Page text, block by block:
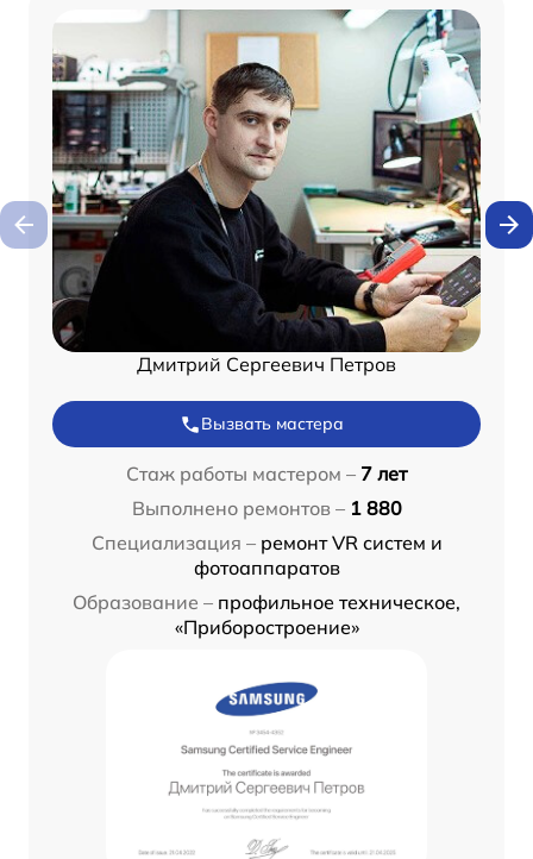
Дмитрий Сергеевич Петров
Вызвать мастера
Стаж работы мастером – 7 лет
Выполнено ремонтов – 1 880
Специализация – ремонт VR систем и
фотоаппаратов
Образование – профильное техническое,
«Приборостроение»